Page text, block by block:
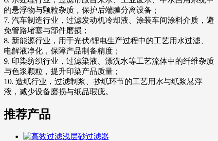
的悬浮物与颗粒杂质，保护后端膜分离设备；
7. 汽车制造行业，过滤发动机冷却液、涂装车间涂料介质，避
免管路堵塞与部件磨损；
8. 新能源行业，用于光伏/锂电生产过程中的工艺用水过滤、
电解液净化，保障产品制备精度；
9. 印染纺织行业，过滤染液、漂洗水等工艺流体中的纤维杂质
与色浆颗粒，提升印染产品质量；
10. 造纸行业，过滤制浆、抄纸环节的工艺用水与纸浆悬浮
液，减少设备磨损与纸品瑕疵。
推荐产品